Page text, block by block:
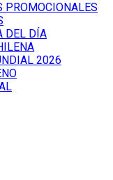
PROMOCIONALES
DEL DÍA
2026